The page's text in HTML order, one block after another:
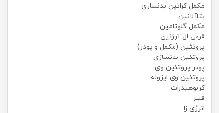
مکمل کراتین بدنسازی
بتاآلانین
مکمل گلوتامین
قرص ال آرژنین
پروتئین (مکمل و پودر)
پروتئین بدنسازی
پودر پروتئین وی
پروتئین وی ایزوله
کربوهیدرات
فیبر
انرژی زا